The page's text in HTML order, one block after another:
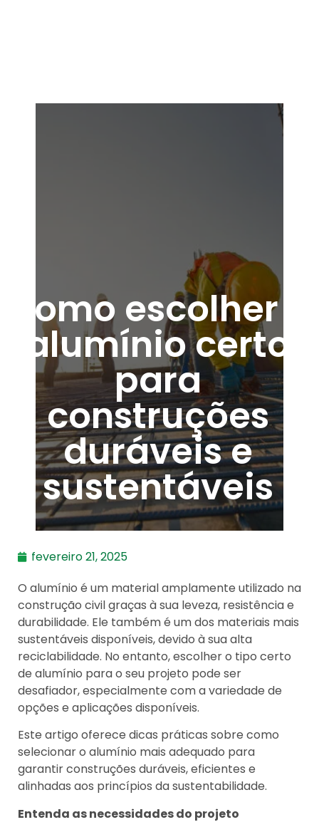
Como escolher o
alumínio certo
para
construções
duráveis e
sustentáveis
fevereiro 21, 2025
O alumínio é um material amplamente utilizado na
construção civil graças à sua leveza, resistência e
durabilidade. Ele também é um dos materiais mais
sustentáveis disponíveis, devido à sua alta
reciclabilidade. No entanto, escolher o tipo certo
de alumínio para o seu projeto pode ser
desafiador, especialmente com a variedade de
opções e aplicações disponíveis.
Este artigo oferece dicas práticas sobre como
selecionar o alumínio mais adequado para
garantir construções duráveis, eficientes e
alinhadas aos princípios da sustentabilidade.
Entenda as necessidades do projeto